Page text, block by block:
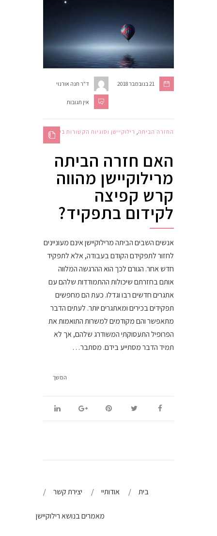
ד"ר חנה אורנוי 21 בנובמבר 2018
אין תגובות
החזרה הביתה רילוקיישן וסוגיות הקשורות בעבודה
האם חזרה הביתה
מרילוקיישן מהווה
קרש קפיצה
לקידום בתפקיד?
אנשים השבים הביתה מרילוקיישן אינם מעוניינים
לחזור לתפקידם הקודם בעבודה, אלא לתפקיד
חדש אחר. הגורם לכך הוא ההרגשה המלווה
אותם בחזרתם שיכולות ההתמודדות שלהם עם
אתגרים חדשים רבו וגדלו. כעת הם מחפשים
תפקידים בכירים ומאתגרים יותר. לעתים הדבר
מתאפשר והם מקודמים למשרות התואמות את
הפרופיל התעסוקתי המשודרג שלהם, אך לא
תמיד הדבר מסתייע בידם. מסתבר…
המשך
בית אודותיי יצירת קשר
מאמרים בנושא רילוקיישן